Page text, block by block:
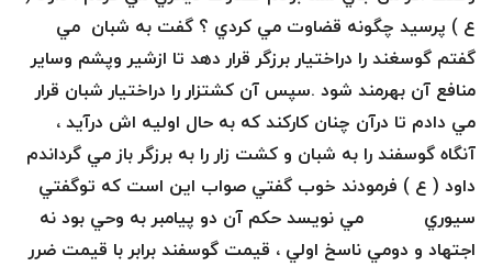
ع ) پرسيد چگونه قضاوت مي كردي ؟ گفت به شبان مي
گفتم گوسغند را دراختيار برزگر قرار دهد تا ازشير وپشم وساير
منافع آن بهرمند شود .سپس آن كشتزار را دراختيار شبان قرار
مي دادم تا درآن چنان كاركند كه به حال اوليه اش درآيد ،
آنگاه گوسفند را به شبان و كشت زار را به برزگر باز مي گرداندم
داود ( ع ) فرمودند خوب گفتي صواب اين است كه توگفتي
سيوري مي نويسد حكم آن دو پيامبر به وحي بود نه
اجتهاد و دومي ناسخ اولي ، قيمت گوسفند برابر با قيمت ضرر